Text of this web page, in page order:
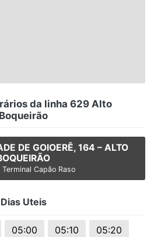
da linha 629 Alto
Boqueirão
DE GOIOERÊ, 164 – ALTO
Terminal Capão Raso
Dias Uteis
05:00 05:10
05:20